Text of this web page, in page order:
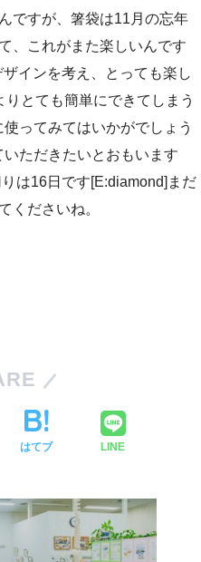
ですが、箸袋は11月の忘年
、これがまた楽しいんです
インを考え、とっても楽し
とても簡単にできてしまう
ってみてはいかがでしょう
ただきたいとおもいます
は16日です[E:diamond]まだ
くださいね。
はてブ LINE